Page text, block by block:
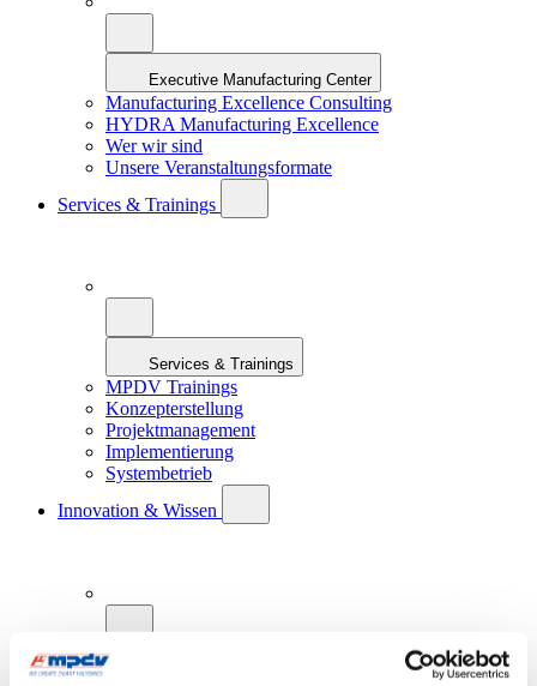
Executive Manufacturing Center
Manufacturing Excellence Consulting
HYDRA Manufacturing Excellence
Wer wir sind
Unsere Veranstaltungsformate
Services & Trainings
Services & Trainings
MPDV Trainings
Konzepterstellung
Projektmanagement
Implementierung
Systembetrieb
Innovation & Wissen